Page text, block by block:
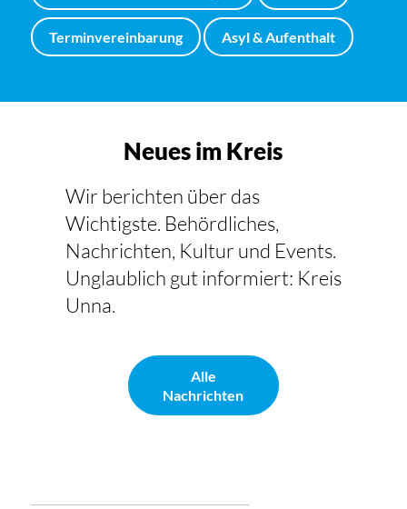
Terminvereinbarung Asyl & Aufenthalt
Neues im Kreis
Wir berichten über das
Wichtigste. Behördliches,
Nachrichten, Kultur und Events.
Unglaublich gut informiert: Kreis
Unna.
Alle
Nachrichten